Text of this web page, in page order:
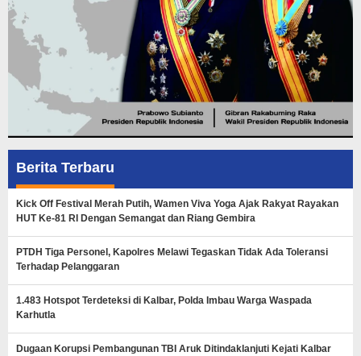
Berita Terbaru
Kick Off Festival Merah Putih, Wamen Viva Yoga Ajak Rakyat Rayakan
HUT Ke-81 RI Dengan Semangat dan Riang Gembira
PTDH Tiga Personel, Kapolres Melawi Tegaskan Tidak Ada Toleransi
Terhadap Pelanggaran
1.483 Hotspot Terdeteksi di Kalbar, Polda Imbau Warga Waspada
Karhutla
Dugaan Korupsi Pembangunan TBI Aruk Ditindaklanjuti Kejati Kalbar